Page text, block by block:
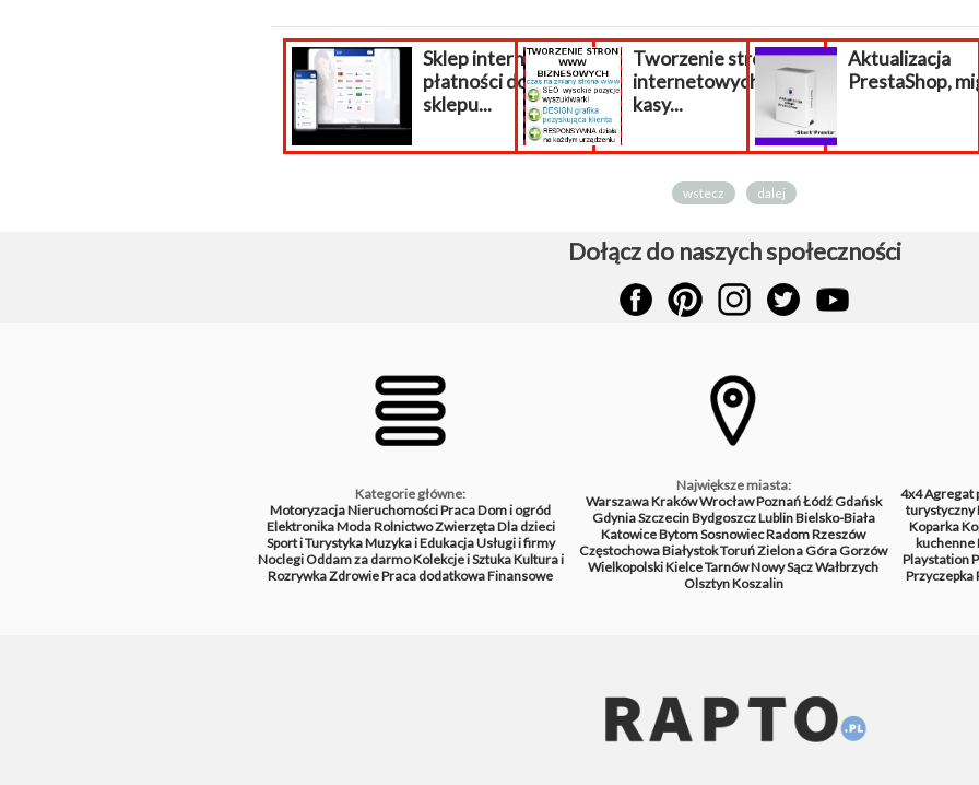
Sklep internetowy
płatności do
sklepu...
Tworzenie stron
internetowych
kasy...
Aktualizacja
PrestaShop, migracja...
wstecz dalej
Dołącz do naszych społeczności
Kategorie główne:
MotoryzacjaNieruchomościPracaDom i ogród
ElektronikaModaRolnictwoZwierzętaDla dzieci
Sport i TurystykaMuzyka i EdukacjaUsługi i firmy
NoclegiOddam za darmoKolekcje i SztukaKultura i
RozrywkaZdrowiePraca dodatkowaFinansowe
Największe miasta:
WarszawaKrakówWrocławPoznańŁódźGdańsk
GdyniaSzczecinBydgoszczLublinBielsko-Biała
KatowiceBytomSosnowiecRadomRzeszów
CzęstochowaBiałystokToruńZielona GóraGorzów
WielkopolskiKielceTarnówNowy SączWałbrzych
OlsztynKoszalin
4x4Agregat
turystyczny
Koparka
kuchenne
Playstation
Przyczepka